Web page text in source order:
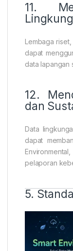
11.
Lembaga
dapat
data lapangan
12.
dan
Data
dapat
pelaporan
5.